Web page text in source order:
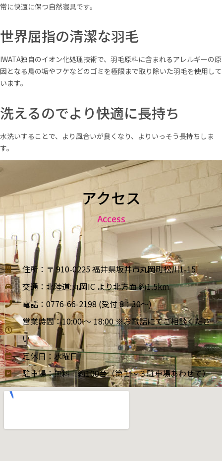
常に快適に保つ自然寝具です。
世界屈指の清潔な羽毛
IWATA独自のイオン化処理技術で、羽毛原料に含まれるアレルギーの原
因となる鳥の垢やフケなどのゴミを極限まで取り除いた羽毛を使用して
います。
洗えるのでより快適に長持ち
水洗いすることで、より風合いが良くなり、よりいっそう長持ちしま
す。
アクセス
Access
住所：〒 910-0225 福井県坂井市丸岡町松川1-15
交通：北陸道:丸岡IC より北方面 約1.5km
電話：0776-66-2198 (受付 8：30～)
営業時間：10:00 ～ 18:00 ※お電話にてご相談くださ
い
定休日：水曜日
駐車場：無料 約100台（第１～３駐車場あわせて）